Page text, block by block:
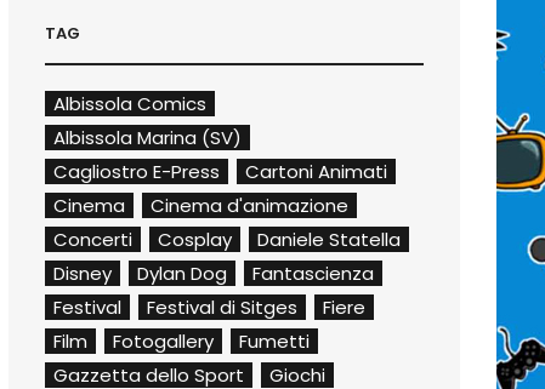
TAG
Albissola Comics
Albissola Marina (SV)
Cagliostro E-Press
Cartoni Animati
Cinema
Cinema d'animazione
Concerti
Cosplay
Daniele Statella
Disney
Dylan Dog
Fantascienza
Festival
Festival di Sitges
Fiere
Film
Fotogallery
Fumetti
Gazzetta dello Sport
Giochi